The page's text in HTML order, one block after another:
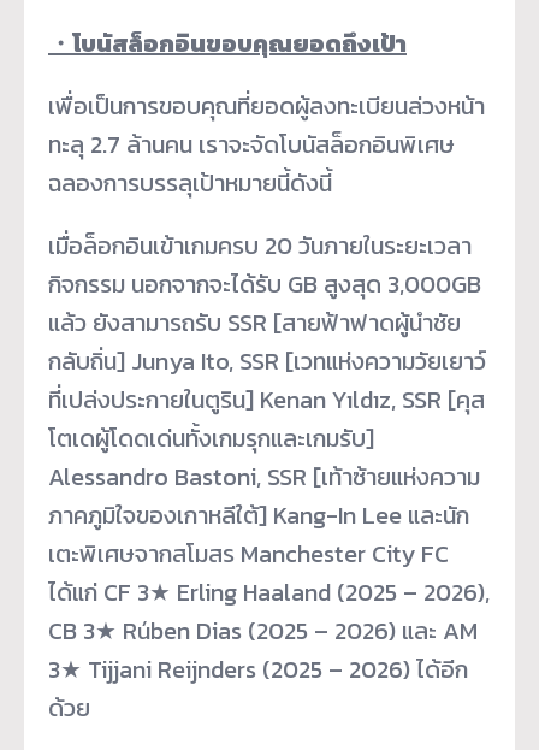
・ โบนัสล็อกอินขอบคุณยอดถึงเป้า
เพื่อเป็นการขอบคุณที่ยอดผู้ลงทะเบียนล่วงหน้า
ทะลุ 2.7 ล้านคน เราจะจัดโบนัสล็อกอินพิเศษ
ฉลองการบรรลุเป้าหมายนี้ดังนี้
เมื่อล็อกอินเข้าเกมครบ 20 วันภายในระยะเวลา
กิจกรรม นอกจากจะได้รับ GB สูงสุด 3,000GB
แล้ว ยังสามารถรับ SSR [สายฟ้าฟาดผู้นำชัย
กลับถิ่น] Junya Ito, SSR [เวทแห่งความวัยเยาว์
ที่เปล่งประกายในตูริน] Kenan Yıldız, SSR [คุส
โตเดผู้โดดเด่นทั้งเกมรุกและเกมรับ]
Alessandro Bastoni, SSR [เท้าซ้ายแห่งความ
ภาคภูมิใจของเกาหลีใต้] Kang-In Lee และนัก
เตะพิเศษจากสโมสร Manchester City FC
ได้แก่ CF 3★ Erling Haaland (2025 – 2026),
CB 3★ Rúben Dias (2025 – 2026) และ AM
3★ Tijjani Reijnders (2025 – 2026) ได้อีก
ด้วย